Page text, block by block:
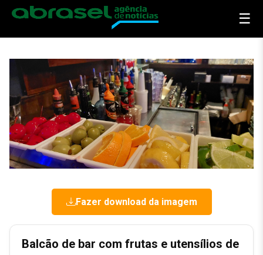
☰
Fazer download da imagem
Balcão de bar com frutas e utensílios de